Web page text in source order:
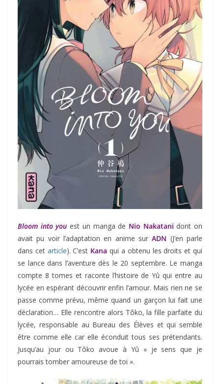
Bloom into you est un manga de Nio Nakatani dont on
avait pu voir l’adaptation en anime surADN (J’en parle
dans cet article). C’est Kana qui a obtenu les droits et qui
se lance dans l’aventure dès le 20 septembre. Le manga
compte 8 tomes et raconte l’histoire de Yû qui entre au
lycée en espérant découvrir enfin l’amour. Mais rien ne se
passe comme prévu, même quand un garçon lui fait une
déclaration… Elle rencontre alors Tôko, la fille parfaite du
lycée, responsable au Bureau des Élèves et qui semble
être comme elle car elle éconduit tous ses prétendants.
Jusqu’au jour ou Tôko avoue à Yû « je sens que je
pourrais tomber amoureuse de toi ».